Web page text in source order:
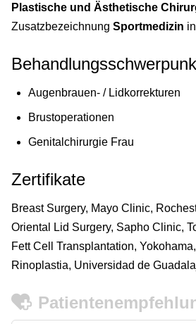
Plastische und Ästhetische
Zusatzbezeichnung Sportmedizin
Augenbrauen- / Lidkorrekturen
Brustoperationen
Genitalchirurgie Frau
Zertifikate
Breast Surgery, Mayo Clinic,
Oriental Lid Surgery, Sapho Clinic,
Fett Cell Transplantation,
Rinoplastia, Universidad de